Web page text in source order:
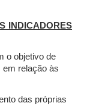
INDICADORES
o objetivo de
em relação às
das próprias